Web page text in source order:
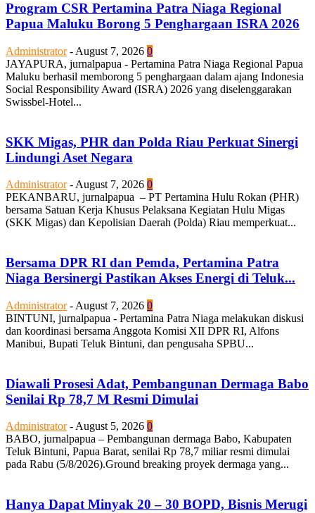
Program CSR Pertamina Patra Niaga Regional
Papua Maluku Borong 5 Penghargaan ISRA 2026
Administrator - August 7, 2026 0
JAYAPURA, jurnalpapua - Pertamina Patra Niaga Regional Papua
Maluku berhasil memborong 5 penghargaan dalam ajang Indonesia
Social Responsibility Award (ISRA) 2026 yang diselenggarakan
Swissbel-Hotel...
SKK Migas, PHR dan Polda Riau Perkuat Sinergi
Lindungi Aset Negara
Administrator -August 7, 2026 0
PEKANBARU, jurnalpapua – PT Pertamina Hulu Rokan (PHR)
bersama Satuan Kerja Khusus Pelaksana Kegiatan Hulu Migas
(SKK Migas) dan Kepolisian Daerah (Polda) Riau memperkuat...
Bersama DPR RI dan Pemda, Pertamina Patra
Niaga Bersinergi Pastikan Akses Energi di Teluk...
Administrator - August 7, 2026 0
BINTUNI, jurnalpapua - Pertamina Patra Niaga melakukan diskusi
dan koordinasi bersama Anggota Komisi XII DPR RI, Alfons
Manibui, Bupati Teluk Bintuni, dan pengusaha SPBU...
Diawali Prosesi Adat, Pembangunan Dermaga Babo
Senilai Rp 78,7 M Resmi Dimulai
Administrator - August 5, 2026 0
BABO, jurnalpapua – Pembangunan dermaga Babo, Kabupaten
Teluk Bintuni, Papua Barat, senilai Rp 78,7 miliar resmi dimulai
pada Rabu (5/8/2026).Ground breaking proyek dermaga yang...
Hanya Dapat Minyak 20 – 30 BOPD, Bisnis Merugi